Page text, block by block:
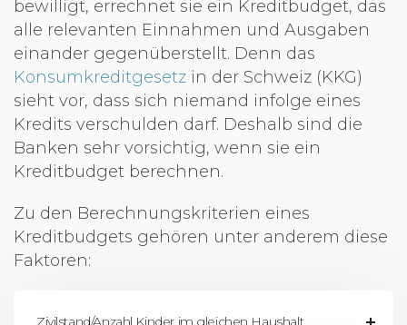
bewilligt, errechnet sie ein Kreditbudget, das
alle relevanten Einnahmen und Ausgaben
einander gegenüberstellt. Denn das
Konsumkreditgesetz in der Schweiz (KKG)
sieht vor, dass sich niemand infolge eines
Kredits verschulden darf. Deshalb sind die
Banken sehr vorsichtig, wenn sie ein
Kreditbudget berechnen.
Zu den Berechnungskriterien eines
Kreditbudgets gehören unter anderem diese
Faktoren:
Zivilstand/Anzahl Kinder im gleichen Haushalt